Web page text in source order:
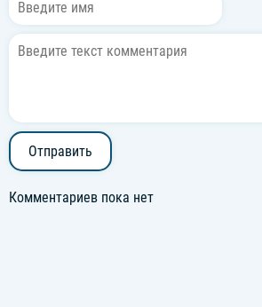
Отправить
Комментариев пока нет